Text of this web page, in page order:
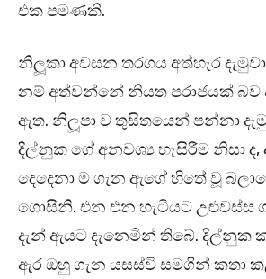
එක පමණකි.
නිලූකා අවසන තරගය අත්හැර
නම් අත්වන්නේ නියත පරාජයක් බව
ඇත. නිලූපා ව තුසිතයෙන් පන්නා
දිල්නුක ගේ අනවශ්‍ය හැසිරීම නිසා ද,
දෙදෙනා ම ගැන ඇගේ හිතේ වූ
ගොසිනි. එන එන හැටියට උළුවස්ස
දැන් ඇයට දැනෙමින් තිබේ. දිල්නුක
ඇර ඔහු ගැන යසස්වි සමගින් කතා